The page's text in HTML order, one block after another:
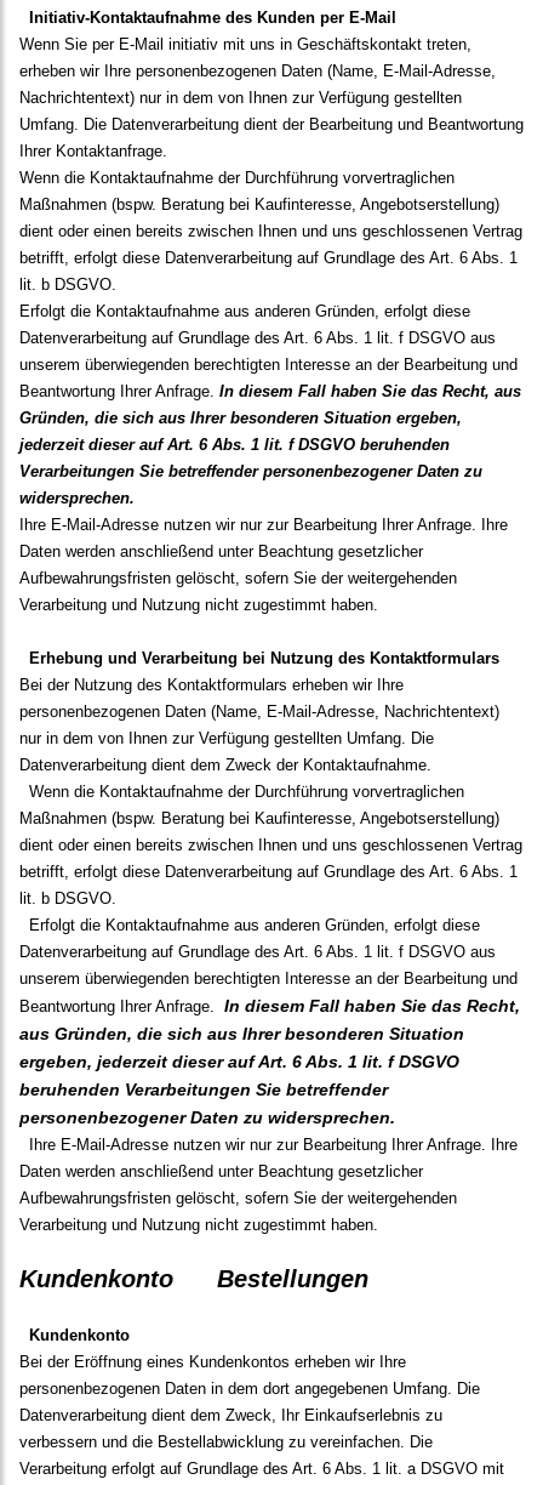
Initiativ-Kontaktaufnahme des Kunden per E-Mail
Wenn Sie per E-Mail initiativ mit uns in Geschäftskontakt treten,
erheben wir Ihre personenbezogenen Daten (Name, E-Mail-Adresse,
Nachrichtentext) nur in dem von Ihnen zur Verfügung gestellten
Umfang. Die Datenverarbeitung dient der Bearbeitung und Beantwortung
Ihrer Kontaktanfrage.
Wenn die Kontaktaufnahme der Durchführung vorvertraglichen
Maßnahmen (bspw. Beratung bei Kaufinteresse, Angebotserstellung)
dient oder einen bereits zwischen Ihnen und uns geschlossenen Vertrag
betrifft, erfolgt diese Datenverarbeitung auf Grundlage des Art. 6 Abs. 1
lit. b DSGVO.
Erfolgt die Kontaktaufnahme aus anderen Gründen, erfolgt diese
Datenverarbeitung auf Grundlage des Art. 6 Abs. 1 lit. f DSGVO aus
unserem überwiegenden berechtigten Interesse an der Bearbeitung und
Beantwortung Ihrer Anfrage. In diesem Fall haben Sie das Recht, aus
Gründen, die sich aus Ihrer besonderen Situation ergeben,
jederzeit dieser auf Art. 6 Abs. 1 lit. f DSGVO beruhenden
Verarbeitungen Sie betreffender personenbezogener Daten zu
widersprechen.
Ihre E-Mail-Adresse nutzen wir nur zur Bearbeitung Ihrer Anfrage. Ihre
Daten werden anschließend unter Beachtung gesetzlicher
Aufbewahrungsfristen gelöscht, sofern Sie der weitergehenden
Verarbeitung und Nutzung nicht zugestimmt haben.
Erhebung und Verarbeitung bei Nutzung des Kontaktformulars
Bei der Nutzung des Kontaktformulars erheben wir Ihre
personenbezogenen Daten (Name, E-Mail-Adresse, Nachrichtentext)
nur in dem von Ihnen zur Verfügung gestellten Umfang. Die
Datenverarbeitung dient dem Zweck der Kontaktaufnahme.
Wenn die Kontaktaufnahme der Durchführung vorvertraglichen
Maßnahmen (bspw. Beratung bei Kaufinteresse, Angebotserstellung)
dient oder einen bereits zwischen Ihnen und uns geschlossenen Vertrag
betrifft, erfolgt diese Datenverarbeitung auf Grundlage des Art. 6 Abs. 1
lit. b DSGVO.
Erfolgt die Kontaktaufnahme aus anderen Gründen, erfolgt diese
Datenverarbeitung auf Grundlage des Art. 6 Abs. 1 lit. f DSGVO aus
unserem überwiegenden berechtigten Interesse an der Bearbeitung und
Beantwortung Ihrer Anfrage. In diesem Fall haben Sie das Recht,
aus Gründen, die sich aus Ihrer besonderen Situation
ergeben, jederzeit dieser auf Art. 6 Abs. 1 lit. f DSGVO
beruhenden Verarbeitungen Sie betreffender
personenbezogener Daten zu widersprechen.
Ihre E-Mail-Adresse nutzen wir nur zur Bearbeitung Ihrer Anfrage. Ihre
Daten werden anschließend unter Beachtung gesetzlicher
Aufbewahrungsfristen gelöscht, sofern Sie der weitergehenden
Verarbeitung und Nutzung nicht zugestimmt haben.
Kundenkonto Bestellungen
Kundenkonto
Bei der Eröffnung eines Kundenkontos erheben wir Ihre
personenbezogenen Daten in dem dort angegebenen Umfang. Die
Datenverarbeitung dient dem Zweck, Ihr Einkaufserlebnis zu
verbessern und die Bestellabwicklung zu vereinfachen. Die
Verarbeitung erfolgt auf Grundlage des Art. 6 Abs. 1 lit. a DSGVO mit